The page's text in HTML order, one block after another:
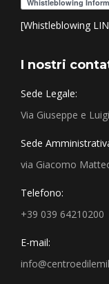
[Whistleblowing
I nostri
Sede Legale:
Via Giuseppe e
Sede
via Giacomo
Telefono:
+39 039 64210200
E-mail: